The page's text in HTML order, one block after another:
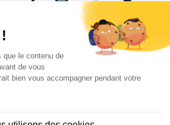
Center |Mentions légales